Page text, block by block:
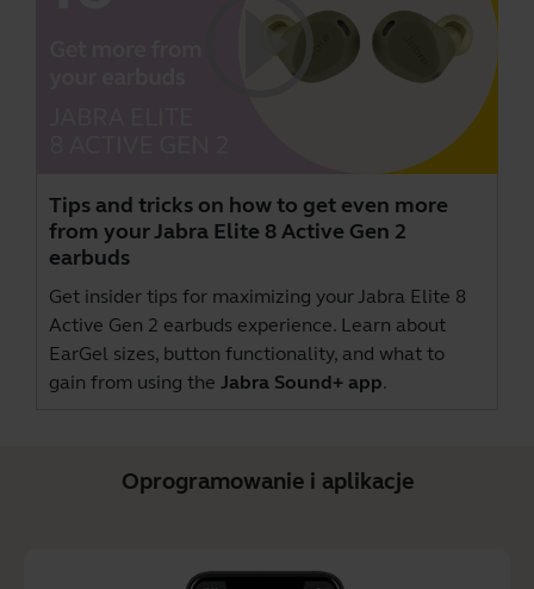
Tips and tricks on how to get even more
from your Jabra Elite 8 Active Gen 2
earbuds
Get insider tips for maximizing your Jabra Elite 8
Active Gen 2 earbuds experience. Learn about
EarGel sizes, button functionality, and what to
gain from using the Jabra Sound+ app.
Oprogramowanie i aplikacje